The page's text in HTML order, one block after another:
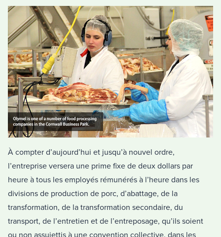
À compter d’aujourd’hui et jusqu’à nouvel ordre,
l’entreprise versera une prime fixe de deux dollars par
heure à tous les employés rémunérés à l’heure dans les
divisions de production de porc, d’abattage, de la
transformation, de la transformation secondaire, du
transport, de l’entretien et de l’entreposage, qu’ils soient
ou non assujettis à une convention collective, dans les